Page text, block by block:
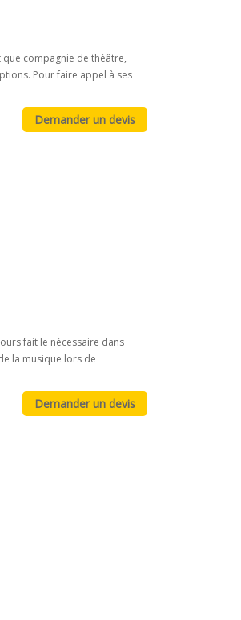
que compagnie de théâtre,
Pour faire appel à ses
fait le nécessaire dans
la musique lors de